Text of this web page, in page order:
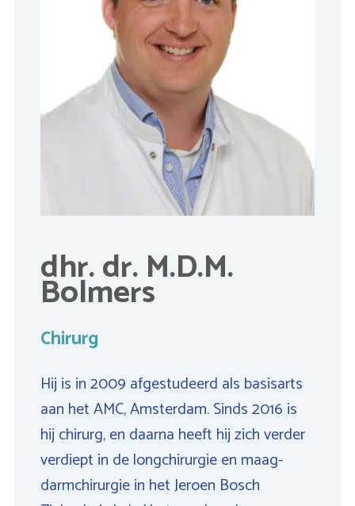
dhr. dr. M.D.M.
Bolmers
Chirurg
Hij is in 2009 afgestudeerd als basisarts
aan het AMC, Amsterdam. Sinds 2016 is
hij chirurg, en daarna heeft hij zich verder
verdiept in de longchirurgie en maag-
darmchirurgie in het Jeroen Bosch